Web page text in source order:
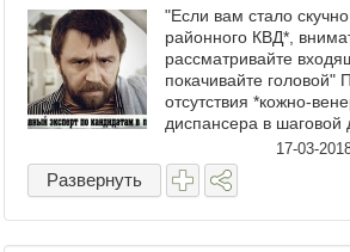
"Если вам стало
районного КВД*,
рассматривайте
покачивайте головой"
отсутствия *кожно-
диспансера в шаговой
используйте
участок. Эффект даже
17-03-
Развернуть